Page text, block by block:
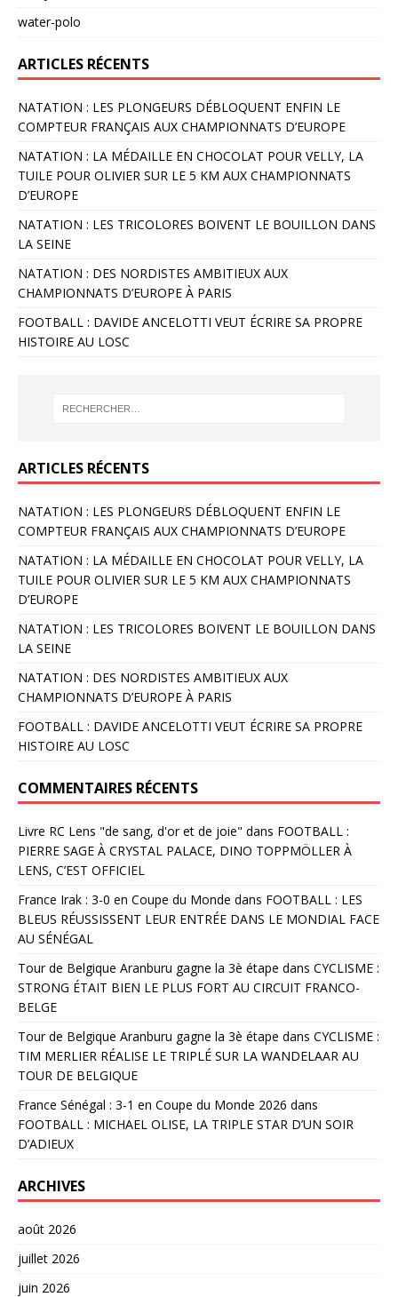
water-polo
ARTICLES RÉCENTS
NATATION : LES PLONGEURS DÉBLOQUENT ENFIN LE
COMPTEUR FRANÇAIS AUX CHAMPIONNATS D’EUROPE
NATATION : LA MÉDAILLE EN CHOCOLAT POUR VELLY, LA
TUILE POUR OLIVIER SUR LE 5 KM AUX CHAMPIONNATS
D’EUROPE
NATATION : LES TRICOLORES BOIVENT LE BOUILLON DANS
LA SEINE
NATATION : DES NORDISTES AMBITIEUX AUX
CHAMPIONNATS D’EUROPE À PARIS
FOOTBALL : DAVIDE ANCELOTTI VEUT ÉCRIRE SA PROPRE
HISTOIRE AU LOSC
ARTICLES RÉCENTS
NATATION : LES PLONGEURS DÉBLOQUENT ENFIN LE
COMPTEUR FRANÇAIS AUX CHAMPIONNATS D’EUROPE
NATATION : LA MÉDAILLE EN CHOCOLAT POUR VELLY, LA
TUILE POUR OLIVIER SUR LE 5 KM AUX CHAMPIONNATS
D’EUROPE
NATATION : LES TRICOLORES BOIVENT LE BOUILLON DANS
LA SEINE
NATATION : DES NORDISTES AMBITIEUX AUX
CHAMPIONNATS D’EUROPE À PARIS
FOOTBALL : DAVIDE ANCELOTTI VEUT ÉCRIRE SA PROPRE
HISTOIRE AU LOSC
COMMENTAIRES RÉCENTS
Livre RC Lens "de sang, d'or et de joie" dans FOOTBALL :
PIERRE SAGE À CRYSTAL PALACE, DINO TOPPMÖLLER À
LENS, C’EST OFFICIEL
France Irak : 3-0 en Coupe du Monde dans FOOTBALL : LES
BLEUS RÉUSSISSENT LEUR ENTRÉE DANS LE MONDIAL FACE
AU SÉNÉGAL
Tour de Belgique Aranburu gagne la 3è étape dans CYCLISME :
STRONG ÉTAIT BIEN LE PLUS FORT AU CIRCUIT FRANCO-
BELGE
Tour de Belgique Aranburu gagne la 3è étape dans CYCLISME :
TIM MERLIER RÉALISE LE TRIPLÉ SUR LA WANDELAAR AU
TOUR DE BELGIQUE
France Sénégal : 3-1 en Coupe du Monde 2026 dans
FOOTBALL : MICHAEL OLISE, LA TRIPLE STAR D’UN SOIR
D’ADIEUX
ARCHIVES
août 2026
juillet 2026
juin 2026